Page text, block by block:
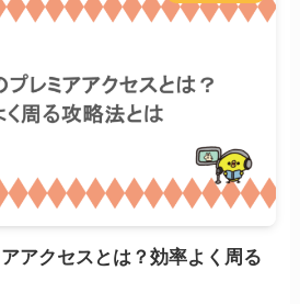
アクセスとは？効率よく周る